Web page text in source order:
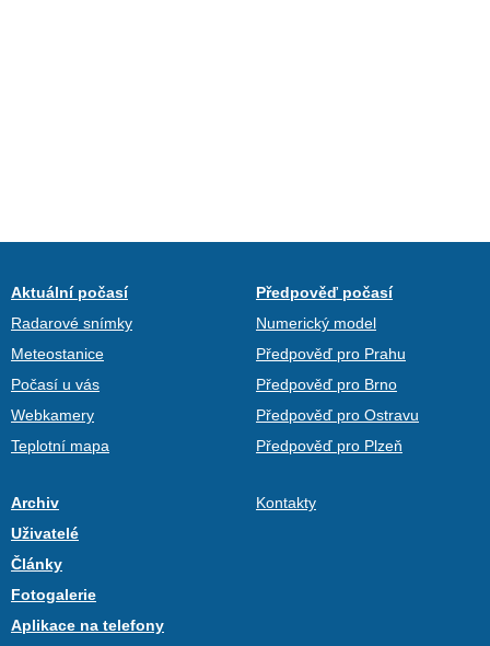
Aktuální počasí
Radarové snímky
Meteostanice
Počasí u vás
Webkamery
Teplotní mapa
Předpověď počasí
Numerický model
Předpověď pro Prahu
Předpověď pro Brno
Předpověď pro Ostravu
Předpověď pro Plzeň
Archiv
Uživatelé
Články
Fotogalerie
Aplikace na telefony
Kontakty